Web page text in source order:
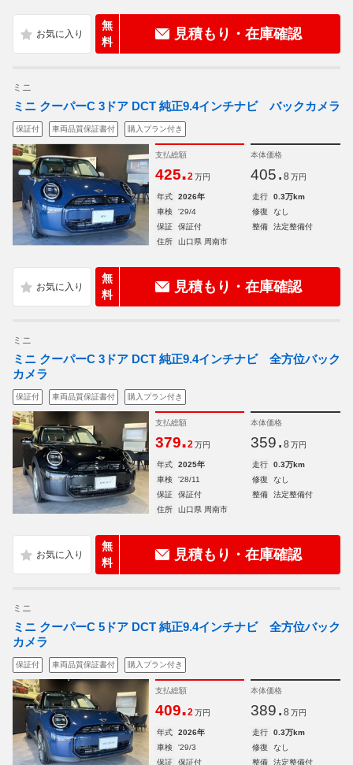
無
料
見積もり・在庫確認
ミニ
ミニ クーパーC 3ドア DCT 純正9.4インチナビ バックカメラ
保証付 車両品質保証書付 購入プラン付き
支払総額
425.2 万円
本体価格
405. 8 万円
年式 2026年 走行
0.3万km
車検
'29/4 修復
なし
保証
保証付 整備
法定整備付
住所
山口県 周南市
無
料
見積もり・在庫確認
ミニ
ミニ クーパーC 3ドア DCT 純正9.4インチナビ 全方位バック
カメラ
保証付 車両品質保証書付 購入プラン付き
支払総額
379.2 万円
本体価格
359. 8 万円
年式 2025年 走行
0.3万km
車検
'28/11 修復
なし
保証
保証付 整備
法定整備付
住所
山口県 周南市
無
料
見積もり・在庫確認
ミニ
ミニ クーパーC 5ドア DCT 純正9.4インチナビ 全方位バック
カメラ
保証付 車両品質保証書付 購入プラン付き
支払総額
409.2 万円
本体価格
389. 8 万円
年式 2026年 走行
0.3万km
車検
'29/3 修復
なし
保証
保証付 整備 法定整備付